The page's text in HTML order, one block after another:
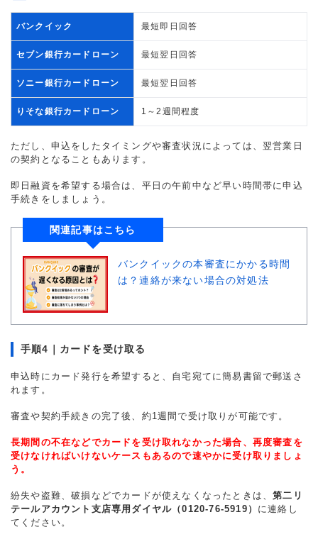
バンクイック 最短即日回答
セブン銀行カードローン 最短翌日回答
ソニー銀行カードローン 最短翌日回答
りそな銀行カードローン 1～2週間程度
ただし、申込をしたタイミングや審査状況によっては、翌営業日
の契約となることもあります。
即日融資を希望する場合は、平日の午前中など早い時間帯に申込
手続きをしましょう。
関連記事はこちら
バンクイックの本審査にかかる時間
は？連絡が来ない場合の対処法
手順4｜カードを受け取る
申込時にカード発行を希望すると、自宅宛てに簡易書留で郵送さ
れます。
審査や契約手続きの完了後、約1週間で受け取りが可能です。
長期間の不在などでカードを受け取れなかった場合、再度審査を
受けなければいけないケースもあるので速やかに受け取りましょ
う。
紛失や盗難、破損などでカードが使えなくなったときは、第二リ
テールアカウント支店専用ダイヤル（0120-76-5919） に連絡し
てください。